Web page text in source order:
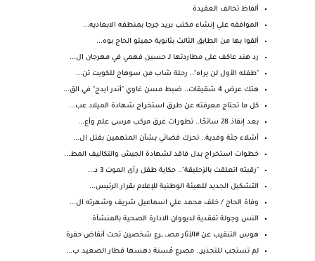
ألفاظ تخالف العقيدة
الموافقه علي إنشاء مكتب بريد جرجا بمنطقه الابعاديه...
ألقوا بها من الطابق الثالث بثانوية حميتو الحاج بوه...
رد هند عاكف على مطاردتها لـ حسين فهمي في مهرجان ال...
"طفله الأول لن يراه".. رحلة شاب من سوهاج للكويت تن...
هتك عرض 4 شقيقات.. ضبط مسن غاوي "أندر ايدج" في الق...
كل ما تحتاج معرفته عن طرق استخراج شهادة الميلاد عب...
بعد إنقاذ 28 سائحًا.. تطورات غرق مركب مرسى علم وأع...
أشلاء جثة وفدية.. تحرك قضائي بشأن المتهمين بقتل ال...
خطوات استخراج بدل فاقد لشهادة الجيش والتكاليف المط...
"رقبته اتعلقت بالزحليقة".. حكاية طفل رأى الموت 3 د...
التشكيل الجديد للهيئة الوطنية للإعلام بقرار الرئيس...
وفاة الحاج / خلف محمد علي اسماعيل شريف وشهرته ال...
النس وجولة تفقدية لديووان الادارة الصحية بالمنشأة
هوس التنقيب عن #الآثار مصـ، ــرع شخصين تحت أنقاض حفرة
لم تستجب للتحذير.. مصرع مُسنة دهسها قطار الصعيد ب...